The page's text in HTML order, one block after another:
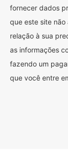
fornecer dados
que este site não
relação à sua
as informações
fazendo um
que você entre